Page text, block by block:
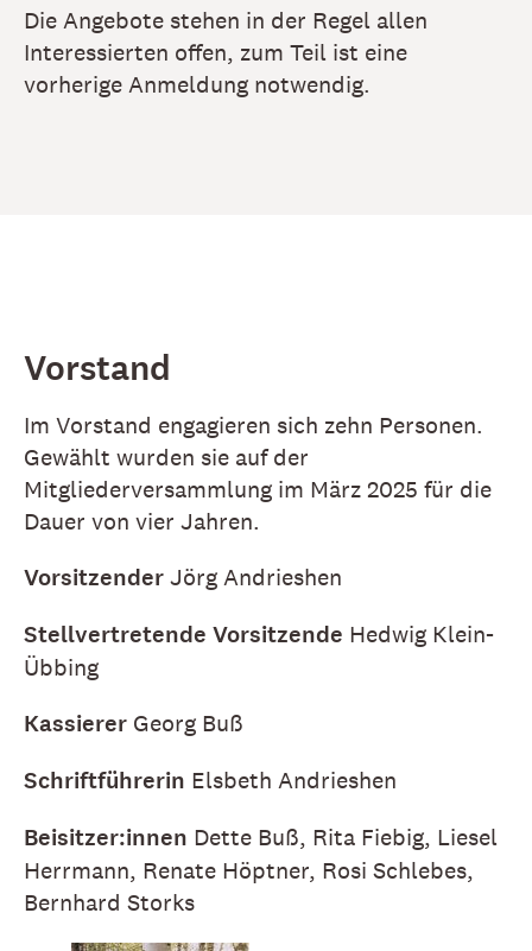
Die Angebote stehen in der Regel allen
Interessierten offen, zum Teil ist eine
vorherige Anmeldung notwendig.
Vorstand
Im Vorstand engagieren sich zehn Personen.
Gewählt wurden sie auf der
Mitgliederversammlung im März 2025 für die
Dauer von vier Jahren.
Vorsitzender Jörg Andrieshen
Stellvertretende Vorsitzende Hedwig Klein-
Übbing
Kassierer Georg Buß
Schriftführerin Elsbeth Andrieshen
Beisitzer:innen Dette Buß, Rita Fiebig, Liesel
Herrmann, Renate Höptner, Rosi Schlebes,
Bernhard Storks